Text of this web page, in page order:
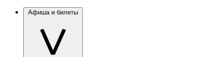
Афиша и билеты